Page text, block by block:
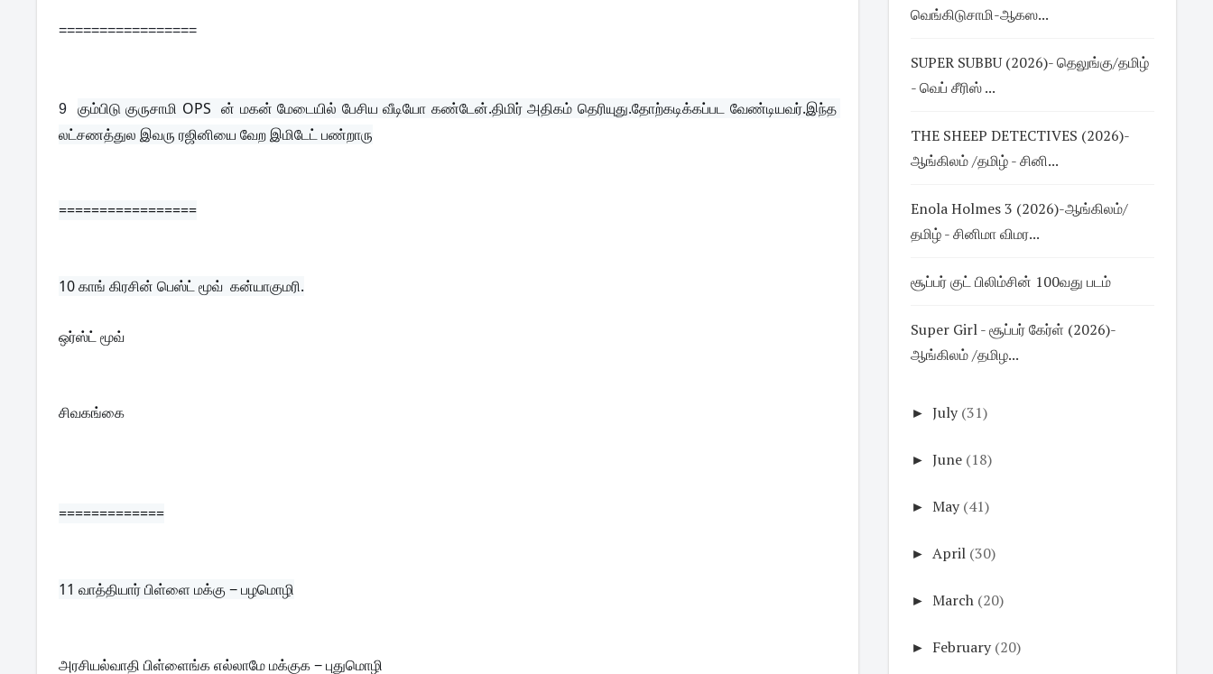
=================
9 கும்பிடு குருசாமி OPS  ன் மகன் மேடையில் பேசிய வீடியோ கண்டேன்.திமிர் அதிகம் தெரியுது.தோற்கடிக்கப்பட வேண்டியவர்.இந்த
லட்சணத்துல இவரு ரஜினியை வேற இமிடேட் பண்றாரு
=================
10 காங் கிரசின் பெஸ்ட் மூவ்  கன்யாகுமரி.
ஒர்ஸ்ட் மூவ்
சிவகங்கை
=============
11 வாத்தியார் பிள்ளை மக்கு − பழமொழி
அரசியல்வாதி பிள்ளைங்க எல்லாமே மக்குக − புதுமொழி
வெங்கிடுசாமி-ஆகஸ...
SUPER SUBBU (2026)- தெலுங்கு/தமிழ்
- வெப் சீரிஸ் ...
THE SHEEP DETECTIVES (2026)-
ஆங்கிலம் /தமிழ் - சினி...
Enola Holmes 3 (2026)-ஆங்கிலம்/
தமிழ் - சினிமா விமர...
சூப்பர் குட் பிலிம்சின் 100வது படம்
Super Girl - சூப்பர் கேர்ள் (2026)-
ஆங்கிலம் /தமிழ...
► July (31)
► June (18)
► May (41)
► April (30)
► March (20)
► February (20)